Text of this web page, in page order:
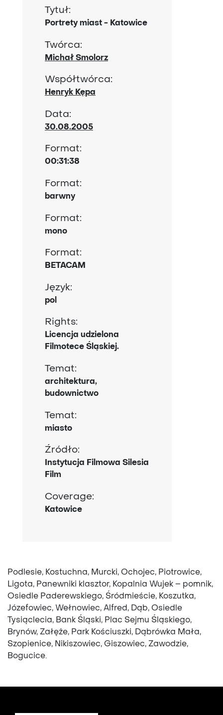
Podlesie, Kostuchna, Murcki, Ochojec, Piotrowice,
Ligota, Panewniki klasztor, Kopalnia Wujek – pomnik,
Osiedle Paderewskiego, Śródmieście, Koszutka,
Józefowiec, Wełnowiec, Alfred, Dąb, Osiedle
Tysiąclecia, Bank Śląski, Plac Sejmu Śląskiego,
Brynów, Załęże, Park Kościuszki, Dąbrówka Mała,
Szopienice, Nikiszowiec, Giszowiec, Zawodzie,
Bogucice.
Tytuł:
Portrety miast - Katowice
Twórca:
Michał Smolorz
Współtwórca:
Henryk Kępa
Data:
30.08.2005
Format:
00:31:38
Format:
barwny
Format:
mono
Format:
BETACAM
Język:
pol
Rights:
Licencja udzielona
Filmotece Śląskiej.
Temat:
architektura,
budownictwo
Temat:
miasto
Źródło:
Instytucja Filmowa Silesia
Film
Coverage:
Katowice